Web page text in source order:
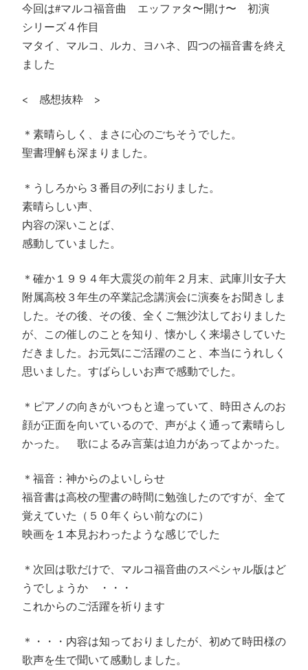
今回は#マルコ福音曲 エッファタ〜開け〜 初演
シリーズ４作目
マタイ、マルコ、ルカ、ヨハネ、四つの福音書を終え
ました
< 感想抜粋 >
＊素晴らしく、まさに心のごちそうでした。
聖書理解も深まりました。
＊うしろから３番目の列におりました。
素晴らしい声、
内容の深いことば、
感動していました。
＊確か１９９４年大震災の前年２月末、武庫川女子大
附属高校３年生の卒業記念講演会に演奏をお聞きしま
した。その後、その後、全くご無沙汰しておりました
が、この催しのことを知り、懐かしく来場さしていた
だきました。お元気にご活躍のこと、本当にうれしく
思いました。すばらしいお声で感動でした。
＊ピアノの向きがいつもと違っていて、時田さんのお
顔が正面を向いているので、声がよく通って素晴らし
かった。 歌によるみ言葉は迫力があってよかった。
＊福音：神からのよいしらせ
福音書は高校の聖書の時間に勉強したのですが、全て
覚えていた（５０年くらい前なのに）
映画を１本見おわったような感じでした
＊次回は歌だけで、マルコ福音曲のスペシャル版はど
うでしょうか ・・・
これからのご活躍を祈ります
＊・・・内容は知っておりましたが、初めて時田様の
歌声を生で聞いて感動しました。